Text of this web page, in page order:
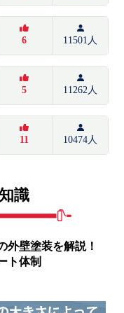
6 11501人
5 11262人
11 10474人
識
外壁塗装を解説！
ト体制